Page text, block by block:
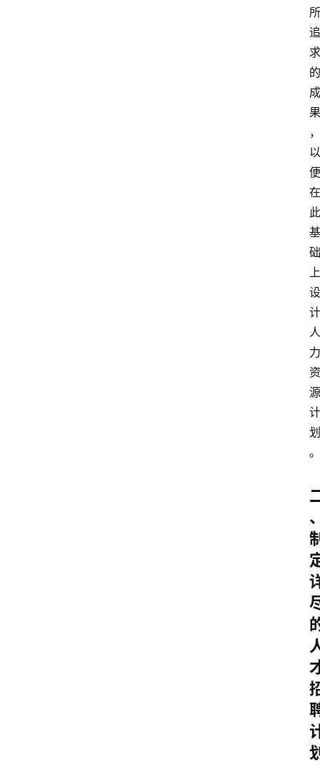
所
追
求
的
成
果
，
以
便
在
此
基
础
上
设
计
人
力
资
源
计
划
。